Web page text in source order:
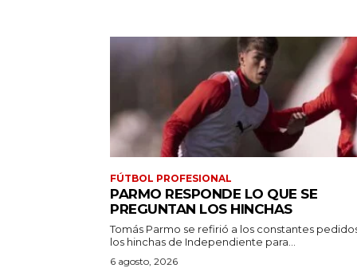
FÚTBOL PROFESIONAL
PARMO RESPONDE LO QUE SE
PREGUNTAN LOS HINCHAS
Tomás Parmo se refirió a los constantes
los hinchas de Independiente para...
6 agosto, 2026